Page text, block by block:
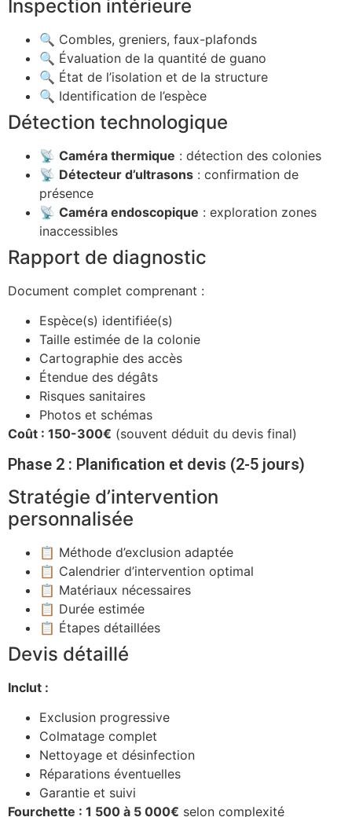
Inspection intérieure
🔍 Combles, greniers, faux-plafonds
🔍 Évaluation de la quantité de guano
🔍 État de l’isolation et de la structure
🔍 Identification de l’espèce
Détection technologique
📡 Caméra thermique : détection des colonies
📡 Détecteur d’ultrasons : confirmation de
présence
📡 Caméra endoscopique : exploration zones
inaccessibles
Rapport de diagnostic
Document complet comprenant :
Espèce(s) identifiée(s)
Taille estimée de la colonie
Cartographie des accès
Étendue des dégâts
Risques sanitaires
Photos et schémas
Coût : 150-300€ (souvent déduit du devis final)
Phase 2 : Planification et devis (2-5 jours)
Stratégie d’intervention
personnalisée
📋 Méthode d’exclusion adaptée
📋 Calendrier d’intervention optimal
📋 Matériaux nécessaires
📋 Durée estimée
📋 Étapes détaillées
Devis détaillé
Inclut :
Exclusion progressive
Colmatage complet
Nettoyage et désinfection
Réparations éventuelles
Garantie et suivi
Fourchette : 1 500 à 5 000€ selon complexité